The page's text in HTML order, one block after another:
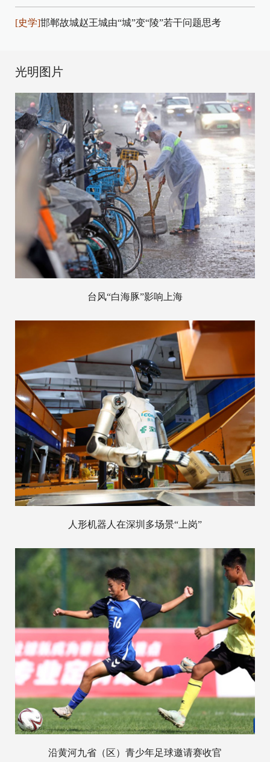
[史学]邯郸故城赵王城由“城”变“陵”若干问题思考
光明图片
台风“白海豚”影响上海
人形机器人在深圳多场景“上岗”
沿黄河九省（区）青少年足球邀请赛收官